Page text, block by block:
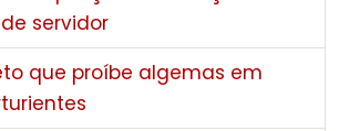
servidor
que proíbe algemas em